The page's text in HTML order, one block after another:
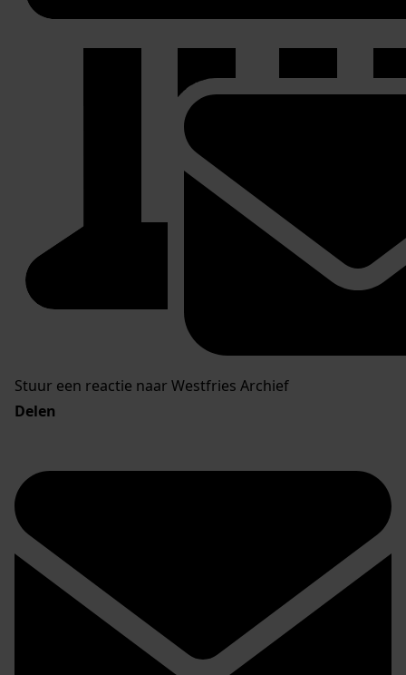
Stuur een reactie naar Westfries Archief
Delen